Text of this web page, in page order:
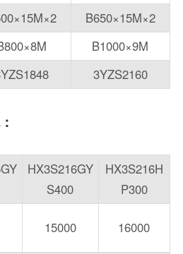
B650×15M×2
B1000×9M
3YZS2160
HX3S216GY
S400
HX3S216H
P300
15000 16000